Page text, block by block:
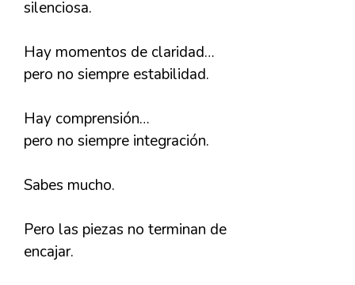
silenciosa.
Hay momentos de claridad…
pero no siempre estabilidad.
Hay comprensión…
pero no siempre integración.
Sabes mucho.
Pero las piezas no terminan de
encajar.